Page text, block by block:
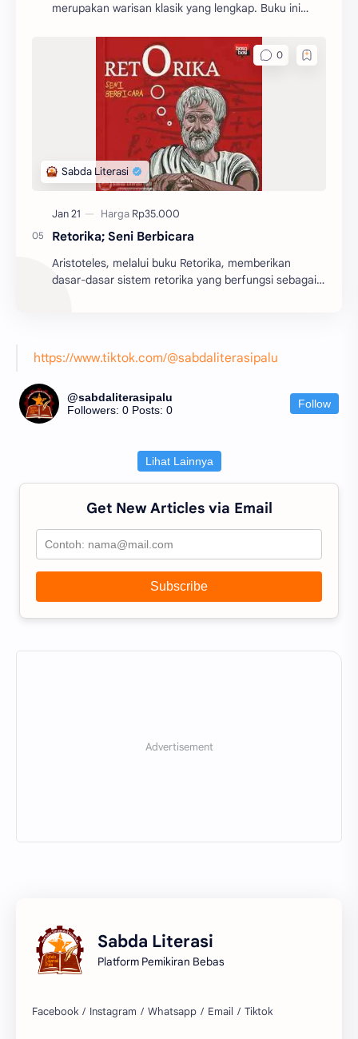
merupakan warisan klasik yang lengkap. Buku ini
sejarah dunia.
Retorika; Seni Berbicara
Aristoteles, melalui buku Retorika, memberikan
dasar-dasar sistem retorika yang berfungsi sebagai
https://www.tiktok.com/@sabdaliterasipalu
@sabdaliterasipalu
Followers: 0 Posts: 0 Follow
Lihat Lainnya
Get New Articles via Email
Subscribe
Sabda Literasi
Platform Pemikiran Bebas
Facebook Instagram Whatsapp Email Tiktok